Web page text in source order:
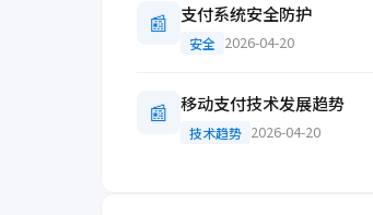
📰 支付系统安全防护
安全 2026-04-20
📰 移动支付技术发展趋势
技术趋势 2026-04-20